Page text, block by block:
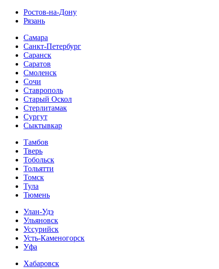
Ростов-на-Дону
Рязань
Самара
Санкт-Петербург
Саранск
Саратов
Смоленск
Сочи
Ставрополь
Старый Оскол
Стерлитамак
Сургут
Сыктывкар
Тамбов
Тверь
Тобольск
Тольятти
Томск
Тула
Тюмень
Улан-Удэ
Ульяновск
Уссурийск
Усть-Каменогорск
Уфа
Хабаровск